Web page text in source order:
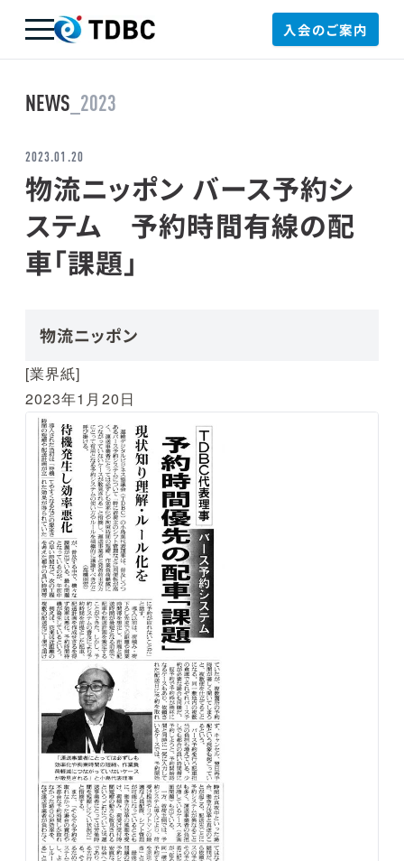
TDBC 入会のご案内
NEWS _2023
2023.01.20
物流ニッポン バース予約シ
ステム 予約時間有線の配
車「課題」
物流ニッポン
[業界紙]
2023年1月20日